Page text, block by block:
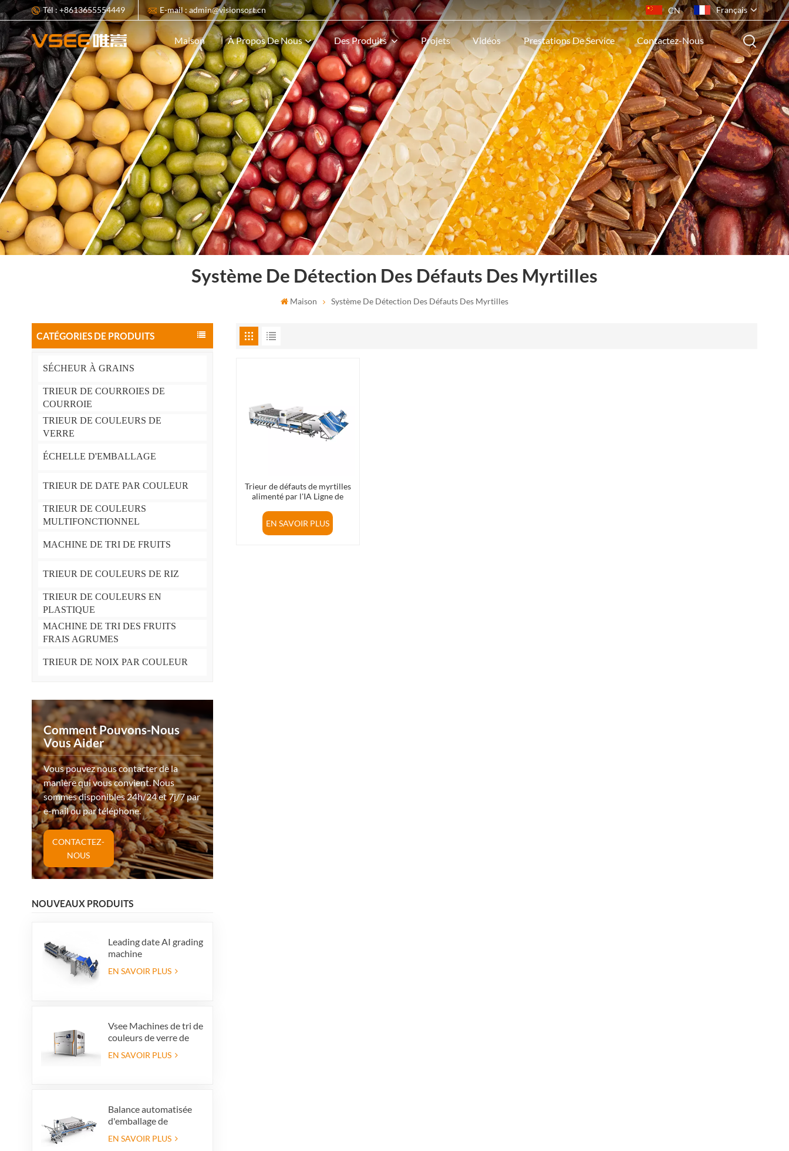
Tél : +8613655554449 E-mail : admin@visionsort.cn CN Français
English
français
русский
español
português
ไทย
Indonesia
Tiếng việt
Maison À Propos De Nous Des Produits Projets Vidéos Prestations De Service Contactez-Nous
Système De Détection Des Défauts Des Myrtilles
Maison Système De Détection Des Défauts Des Myrtilles
CATÉGORIES DE PRODUITS
SÉCHEUR À GRAINS
TRIEUR DE COURROIES DE
COURROIE
TRIEUR DE COULEURS DE
VERRE
ÉCHELLE D'EMBALLAGE
TRIEUR DE DATE PAR COULEUR
TRIEUR DE COULEURS
MULTIFONCTIONNEL
MACHINE DE TRI DE FRUITS
TRIEUR DE COULEURS DE RIZ
TRIEUR DE COULEURS EN
PLASTIQUE
MACHINE DE TRI DES FRUITS
FRAIS AGRUMES
TRIEUR DE NOIX PAR COULEUR
Comment Pouvons-Nous
Vous Aider
Vous pouvez nous contacter de la
manière qui vous convient. Nous
sommes disponibles 24h/24 et 7j/7 par
e-mail ou par téléphone.
CONTACTEZ-
NOUS
NOUVEAUX PRODUITS
Leading date AI grading
machine
EN SAVOIR PLUS
Vsee Machines de tri de
couleurs de verre de
couleur de couleur
EN SAVOIR PLUS
Balance automatisée
d'emballage de
de rejet intégré,
EN SAVOIR PLUS
Trieur de défauts de myrtilles
alimenté par l'IA Ligne de
EN SAVOIR PLUS